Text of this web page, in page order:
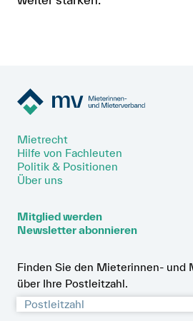
Mietrecht
Hilfe von Fachleuten
Politik & Positionen
Über uns
Mitglied werden
Newsletter abonnieren
Finden Sie den Mieterinnen- und
über Ihre Postleitzahl.